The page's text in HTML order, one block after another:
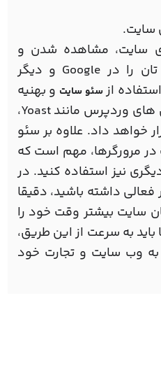
سایت، مشاهده شدن و
جستجو شدن وب سایت تان را در Google و دیگر
ازسئو سایت و بهنیه
سازی سایت در کنار پلاگین های وردپرس مانند Yoast،
خواهد داد. علاوه بر سئو
مرورگرها، مهم است که
نیز استفاده کنید. در
داشته باشید، دقیقا
سایت بیشتر وقت خود را
به سرعت از این طریق،
به وب سایت و تجارت خود